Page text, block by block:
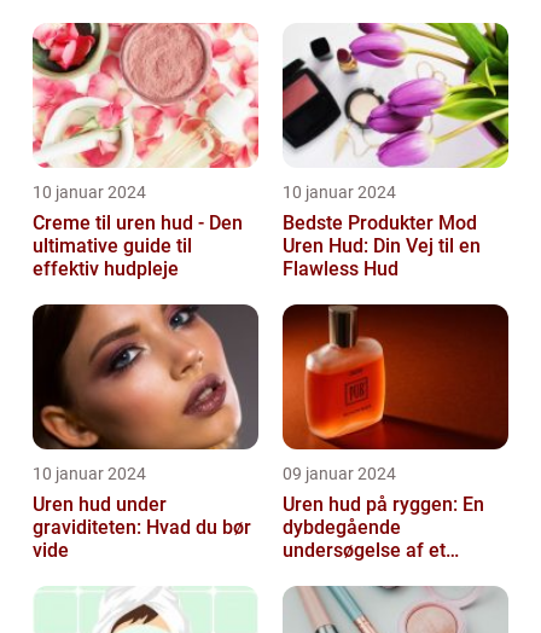
10 januar 2024
Creme til uren hud - Den
ultimative guide til
effektiv hudpleje
10 januar 2024
Bedste Produkter Mod
Uren Hud: Din Vej til en
Flawless Hud
10 januar 2024
Uren hud under
graviditeten: Hvad du bør
vide
09 januar 2024
Uren hud på ryggen: En
dybdegående
undersøgelse af et
undertiden overset
skønhedspr...